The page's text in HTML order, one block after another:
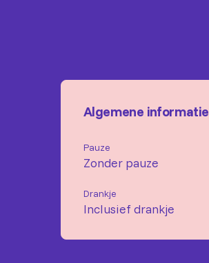
Algemene informatie
Pauze
Zonder pauze
Drankje
Inclusief drankje